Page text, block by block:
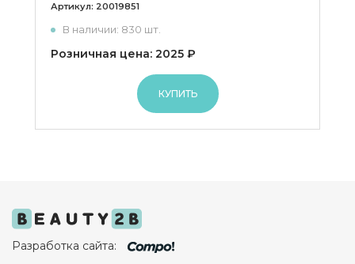
Артикул: 20019851
В наличии: 830 шт.
Розничная цена: 2025 ₽
КУПИТЬ
Разработка сайта: